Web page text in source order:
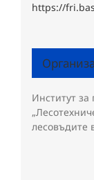
https://
Институт
лесовъдите